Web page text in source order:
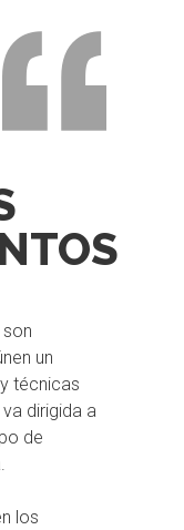
un
técnicas
dirigida a
de
los